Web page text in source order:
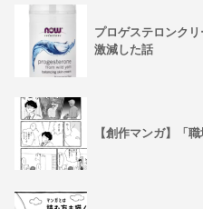
プロゲステロンク
激減した話
【創作マンガ】「